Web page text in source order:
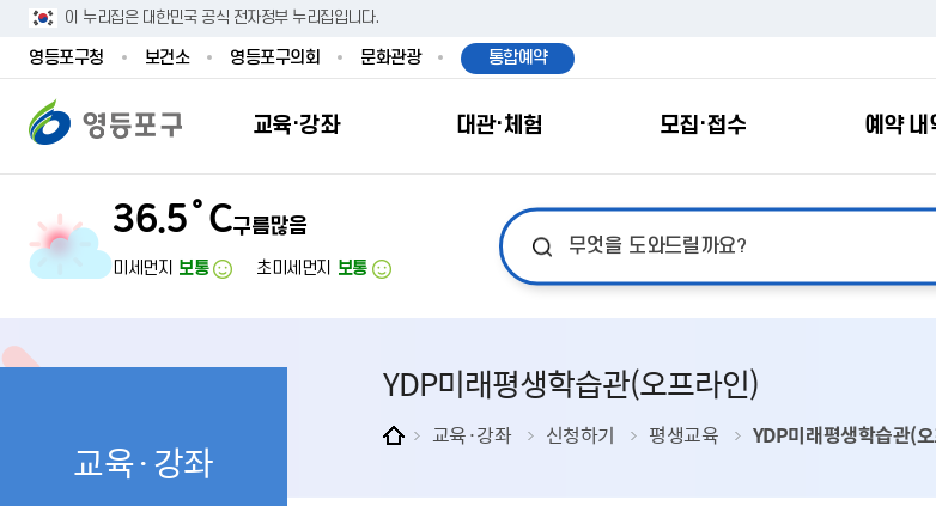
이 누리집은 대한민국 공식 전자정부 누리집입니다.
영등포구청 보건소 영등포구의회 문화관광 통합예약
교육·강좌
교육·강좌 신청하기
대관·체험
대관·체험 모두휴（休） 청소년야영장 YDP미래평생학습관
모집·접수
모집·접수 신청하기 나의 모집·접수
예약 내
36.5˚C구름많음
미세먼지 보통 초미세먼지 보통
교육·강좌
YDP미래평생학습관(오프라인)
교육·강좌 신청하기 평생교육 YDP미래평생학습관(